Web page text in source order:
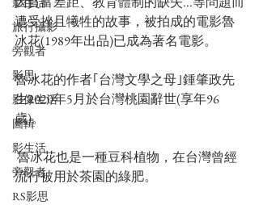
旅行攝影
旁觀者
影思
影像生活
圖輯
影生活
旁觀者
RS影思
遭受挫且犧牲的故事，被拍成的電影魯
冰花(1989年出品)已成為著名電影。
魯冰花的作者｢台灣文學之母｣鍾肇政先
生2020年5月於台灣桃園辭世(享年96
歲)。
魯冰花也是一種豆科植物，在台灣曾經
流行被用於茶園的綠肥。